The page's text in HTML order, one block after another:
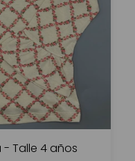
- Talle 4 años